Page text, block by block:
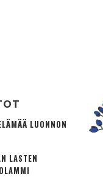
LUONNON
LASTEN